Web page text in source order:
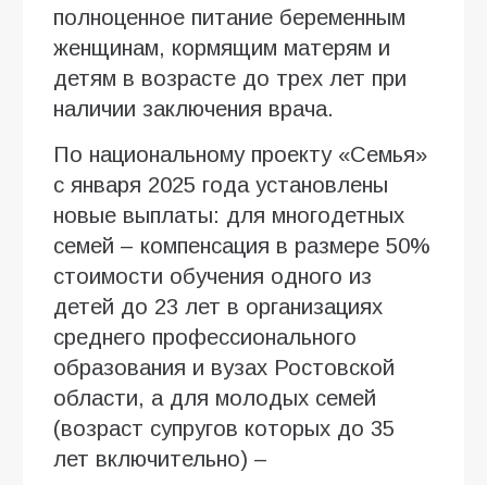
полноценное питание беременным
женщинам, кормящим матерям и
детям в возрасте до трех лет при
наличии заключения врача.
По национальному проекту «Семья»
с января 2025 года установлены
новые выплаты: для многодетных
семей – компенсация в размере 50%
стоимости обучения одного из
детей до 23 лет в организациях
среднего профессионального
образования и вузах Ростовской
области, а для молодых семей
(возраст супругов которых до 35
лет включительно) –